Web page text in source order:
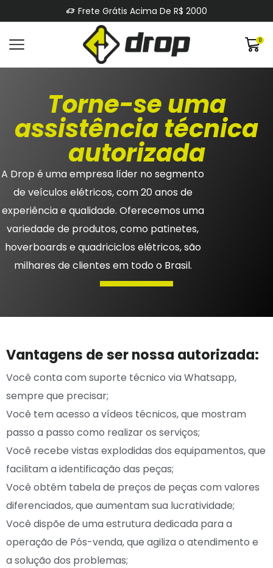
Frete Grátis Acima De R$ 2000
0
Torne-se uma
assistência técnica
autorizada
A Drop é uma empresa líder no segmento
de veículos elétricos, com 20 anos de
experiência e qualidade. Oferecemos uma
variedade de produtos, como patinetes,
hoverboards equadriciclos elétricos,são
milhares de clientes em todo o Brasil.
Vantagens de ser nossa autorizada:
Você conta com suporte técnico viaWhatsapp,
sempre que precisar;
Você tem acesso a vídeos técnicos, que mostram
passo a passo como realizar os serviços;
Você recebe vistas explodidas dos equipamentos, que
facilitam a identificação das peças;
Você obtém tabela de preços de peças com valores
diferenciados, que aumentam sua lucratividade;
Você dispõe de uma estrutura dedicada para a
operação de Pós-venda, que agiliza o atendimento e
a solução dos problemas;